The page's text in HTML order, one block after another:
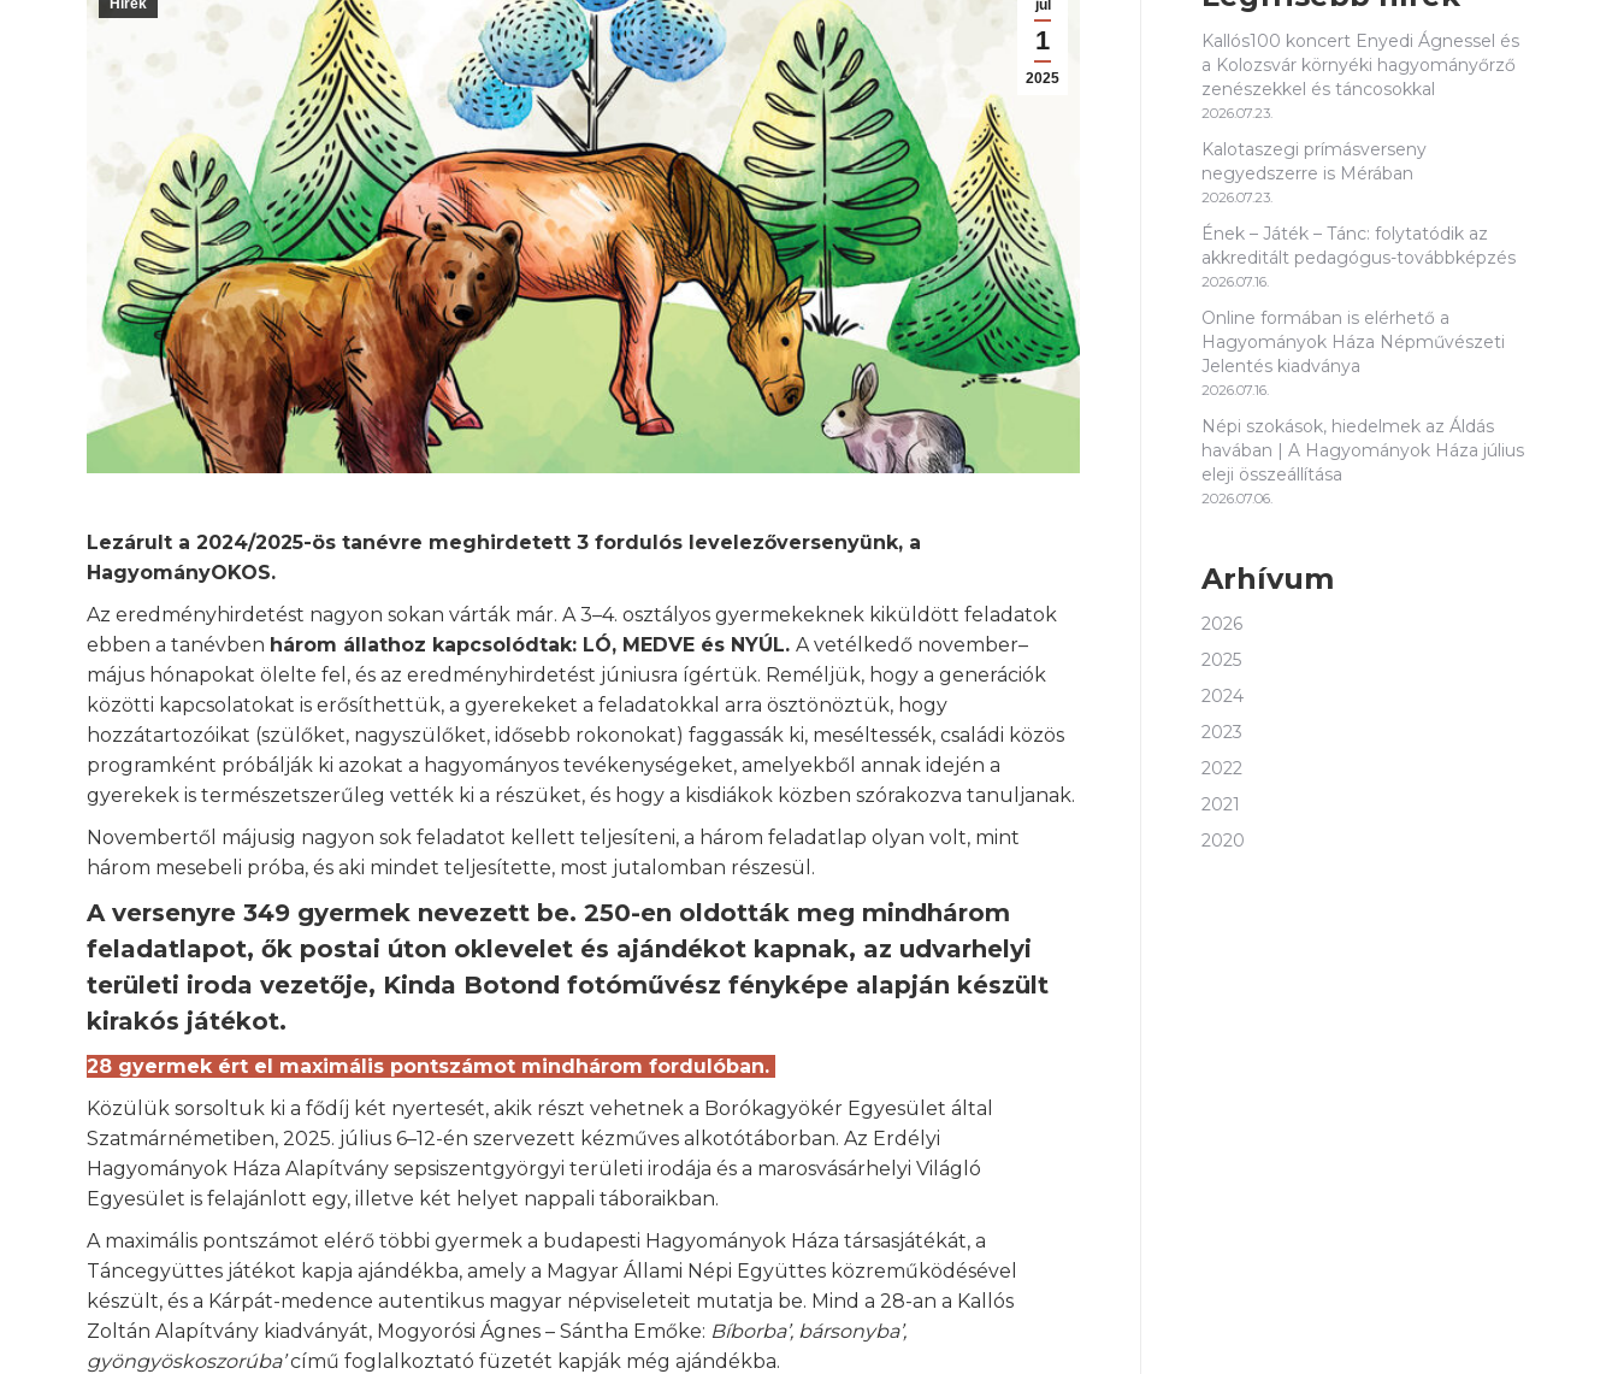
júl
1
2025
Hírek
Lezárult a 2024/2025-ös tanévre meghirdetett 3 fordulós levelezőversenyünk, a
HagyományOKOS.
Az eredményhirdetést nagyon sokan várták már. A 3–4. osztályos gyermekeknek kiküldött feladatok
ebben a tanévben három állathoz kapcsolódtak: LÓ, MEDVE és NYÚL. A vetélkedő november–
május hónapokat ölelte fel, és az eredményhirdetést júniusra ígértük. Reméljük, hogy a generációk
közötti kapcsolatokat is erősíthettük, a gyerekeket a feladatokkal arra ösztönöztük, hogy
hozzátartozóikat (szülőket, nagyszülőket, idősebb rokonokat) faggassák ki, meséltessék, családi közös
programként próbálják ki azokat a hagyományos tevékenységeket, amelyekből annak idején a
gyerekek is természetszerűleg vették ki a részüket, és hogy a kisdiákok közben szórakozva tanuljanak.
Novembertől májusig nagyon sok feladatot kellett teljesíteni, a három feladatlap olyan volt, mint
három mesebeli próba, és aki mindet teljesítette, most jutalomban részesül.
A versenyre 349 gyermek nevezett be. 250-en oldották meg mindhárom
feladatlapot, ők postai úton oklevelet és ajándékot kapnak, az udvarhelyi
területi iroda vezetője, Kinda Botond fotóművész fényképe alapján készült
kirakós játékot.
28 gyermek ért el maximális pontszámot mindhárom fordulóban.
Közülük sorsoltuk ki a fődíj két nyertesét, akik részt vehetnek a Borókagyökér Egyesület által
Szatmárnémetiben, 2025. július 6–12-én szervezett kézműves alkotótáborban. Az Erdélyi
Hagyományok Háza Alapítvány sepsiszentgyörgyi területi irodája és a marosvásárhelyi Világló
Egyesület is felajánlott egy, illetve két helyet nappali táboraikban.
A maximális pontszámot elérő többi gyermek a budapesti Hagyományok Háza társasjátékát, a
Táncegyüttes játékot kapja ajándékba, amely a Magyar Állami Népi Együttes közreműködésével
készült, és a Kárpát-medence autentikus magyar népviseleteit mutatja be. Mind a 28-an a Kallós
Zoltán Alapítvány kiadványát, Mogyorósi Ágnes – Sántha Emőke: Bíborba’, bársonyba’,
gyöngyöskoszorúba’című foglalkoztató füzetét kapják még ajándékba.
Kallós100 koncert Enyedi Ágnessel és
a Kolozsvár környéki hagyományőrző
zenészekkel és táncosokkal
2026.07.23.
Kalotaszegi prímásverseny
negyedszerre is Mérában
2026.07.23.
Ének – Játék – Tánc: folytatódik az
akkreditált pedagógus-továbbképzés
2026.07.16.
Online formában is elérhető a
Hagyományok Háza Népművészeti
Jelentés kiadványa
2026.07.16.
Népi szokások, hiedelmek az Áldás
havában | A Hagyományok Háza július
eleji összeállítása
2026.07.06.
Arhívum
2026
2025
2024
2023
2022
2021
2020